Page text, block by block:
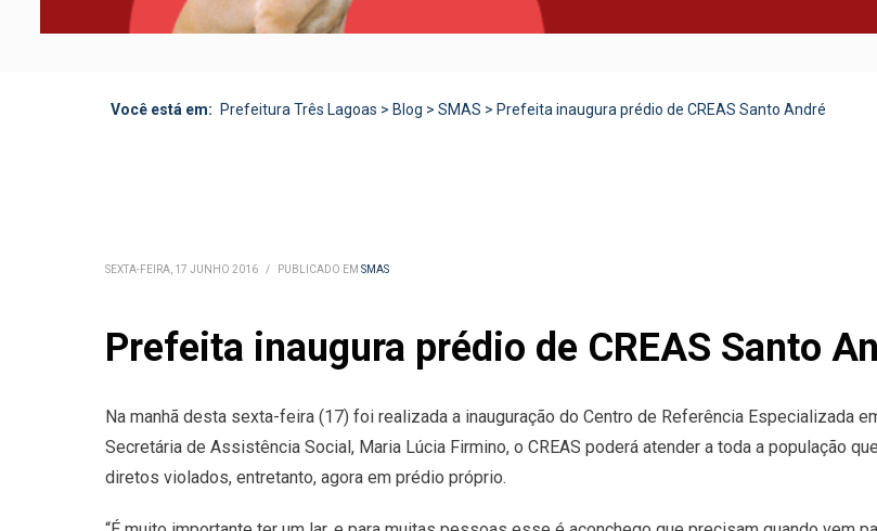
Você está em: Prefeitura Três Lagoas > Blog > SMAS > Prefeita inaugura prédio de CREAS Santo André
SEXTA-FEIRA, 17 JUNHO 2016 / PUBLICADO EM SMAS
Prefeita inaugura prédio de CREAS Santo
Na manhã desta sexta-feira (17) foi realizada a inauguração do Centro de Referência Especializada
Secretária de Assistência Social, Maria Lúcia Firmino, o CREAS poderá atender a toda a população
diretos violados, entretanto, agora em prédio próprio.